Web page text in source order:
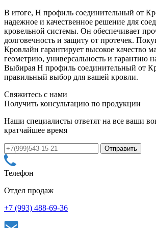
В итоге, Н профиль соединительный от
надежное и качественное решение для
кровельной системы. Он обеспечивает
долговечность и защиту от протечек.
Кровлайн гарантирует высокое качество
геометрию, универсальность и гарантию
Выбирая Н профиль соединительный от
правильный выбор для вашей кровли.
Свяжитесь с нами
Получить консультацию по продукции
Наши специалисты ответят на все ваши
кратчайшее время
Телефон
Отдел продаж
+7 (993) 488-69-36